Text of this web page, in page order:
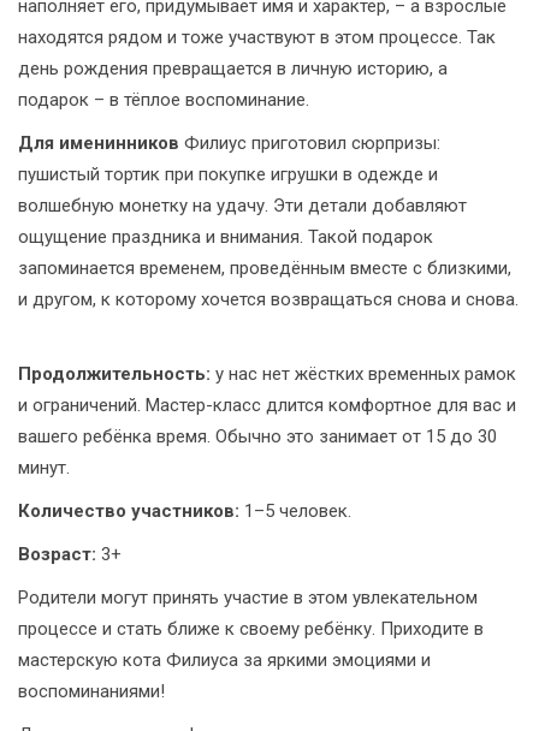
наполняет его, придумывает имя и характер, – а взрослые
находятся рядом и тоже участвуют в этом процессе. Так
день рождения превращается в личную историю, а
подарок – в тёплое воспоминание.
Для именинников Филиус приготовил сюрпризы:
пушистый тортик при покупке игрушки в одежде и
волшебную монетку на удачу. Эти детали добавляют
ощущение праздника и внимания. Такой подарок
запоминается временем, проведённым вместе с близкими,
и другом, к которому хочется возвращаться снова и снова.
Продолжительность: у нас нет жёстких временных рамок
и ограничений. Мастер-класс длится комфортное для вас и
вашего ребёнка время. Обычно это занимает от 15 до 30
минут.
Количество участников: 1–5 человек.
Возраст: 3+
Родители могут принять участие в этом увлекательном
процессе и стать ближе к своему ребёнку. Приходите в
мастерскую кота Филиуса за яркими эмоциями и
воспоминаниями!